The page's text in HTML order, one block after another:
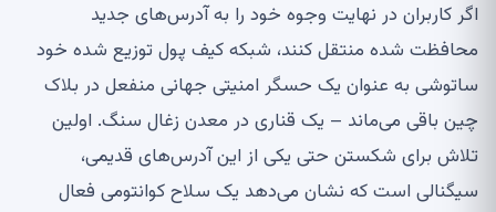
اگر کاربران در نهایت وجوه خود را به آدرس‌های جدید
محافظت شده منتقل کنند، شبکه کیف پول توزیع شده خود
ساتوشی به عنوان یک حسگر امنیتی جهانی منفعل در بلاک
چین باقی می‌ماند – یک قناری در معدن زغال سنگ. اولین
تلاش برای شکستن حتی یکی از این آدرس‌های قدیمی،
سیگنالی است که نشان می‌دهد یک سلاح کوانتومی فعال